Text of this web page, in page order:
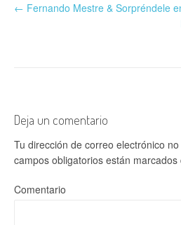
← Fernando Mestre & Sorpréndele
Deja un comentario
Tu dirección de correo electrónico
campos obligatorios están marcados
Comentario